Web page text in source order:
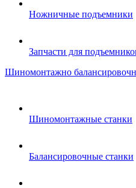
Ножничные подъемники
Запчасти для
Шиномонтажно
Шиномонтажные станки
Балансировочные станки